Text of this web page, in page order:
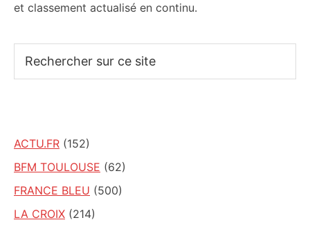
et classement actualisé en continu.
sur
ACTU.FR (152)
BFM TOULOUSE (62)
FRANCE BLEU (500)
LA CROIX (214)